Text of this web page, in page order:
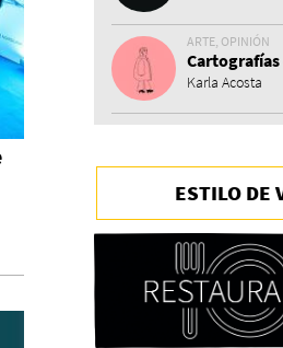
ARTE, OPINIÓN
Karla Acosta
Javier Gragera
LITERATURA,
Revés del
Elisa Susanibar
ACTUALIDAD,
SOCIEDAD
Mesa de
ESTILO DE